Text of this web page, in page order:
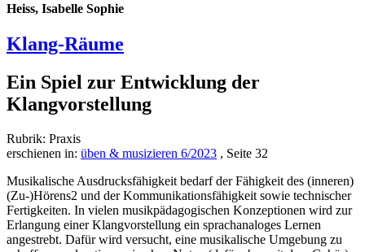
Heiss, Isabelle Sophie
Klang-Räume
Ein Spiel zur Entwicklung der
Klangvorstellung
Rubrik: Praxis
erschienen in: üben & musizieren 6/2023 , Seite 32
Musikalische Ausdrucksfähigkeit bedarf der Fähigkeit des (inneren)
(Zu-)Hörens2 und der Kommunikationsfähigkeit sowie technischer
Fertigkeiten. In vielen musikpädagogischen Konzeptionen wird zur
Erlangung einer Klangvorstellung ein sprachanaloges Lernen
angestrebt. Dafür wird versucht, eine musikalische Umgebung zu